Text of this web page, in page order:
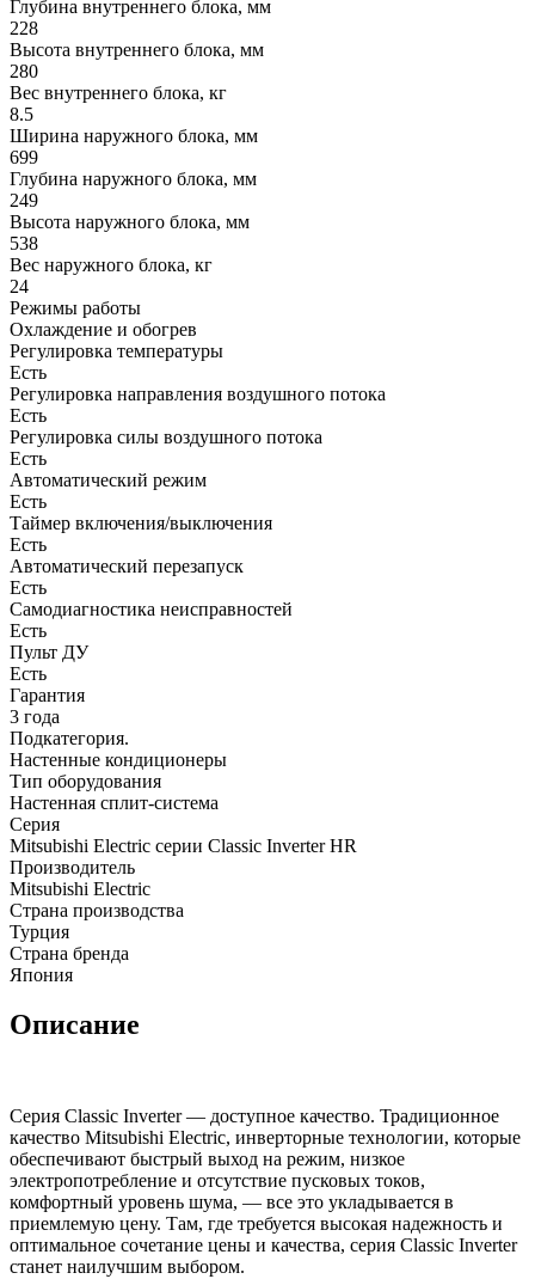
Глубина внутреннего блока, мм
228
Высота внутреннего блока, мм
280
Вес внутреннего блока, кг
8.5
Ширина наружного блока, мм
699
Глубина наружного блока, мм
249
Высота наружного блока, мм
538
Вес наружного блока, кг
24
Режимы работы
Охлаждение и обогрев
Регулировка температуры
Есть
Регулировка направления воздушного потока
Есть
Регулировка силы воздушного потока
Есть
Автоматический режим
Есть
Таймер включения/выключения
Есть
Автоматический перезапуск
Есть
Самодиагностика неисправностей
Есть
Пульт ДУ
Есть
Гарантия
3 года
Подкатегория.
Настенные кондиционеры
Тип оборудования
Настенная сплит-система
Серия
Mitsubishi Electric серии Classic Inverter HR
Производитель
Mitsubishi Electric
Страна производства
Турция
Страна бренда
Япония
Описание
Серия Classic Inverter — доступное качество. Традиционное
качество Mitsubishi Electric, инверторные технологии, которые
обеспечивают быстрый выход на режим, низкое
электропотребление и отсутствие пусковых токов,
комфортный уровень шума, — все это укладывается в
приемлемую цену. Там, где требуется высокая надежность и
оптимальное сочетание цены и качества, серия Classic Inverter
станет наилучшим выбором.